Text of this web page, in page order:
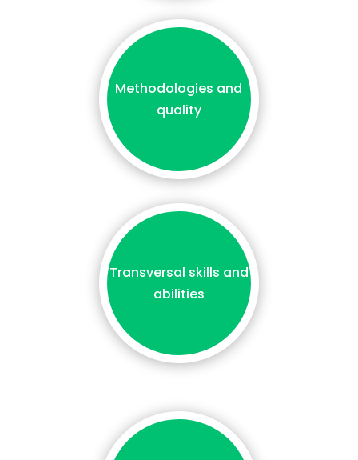
Methodologies and
quality
Transversal skills and
abilities